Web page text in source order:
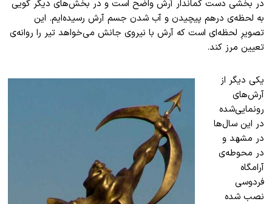
در بخشی دست کماندار آرش واضح است و در بخش‌های دیگر گویی
به لحظه‌ی درهم پیچیدن و آب شدن جسم آرش رسیده‌ایم. این
تصویرِ لحظه‌ای است که آرش با نیروی جانش می‌خواهد تیر را روانه‌ی
تعیین مرز کند.
یکی دیگر از
آرش‌های
رونمایی‌شده
در این سال‌ها
در مشهد و
در محوطه‌ی
آرامگاه
فردوسی
نصب شده